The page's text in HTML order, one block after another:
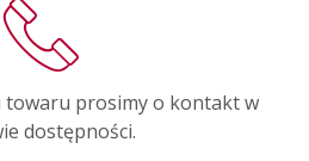
prosimy o kontakt w
dostępności.